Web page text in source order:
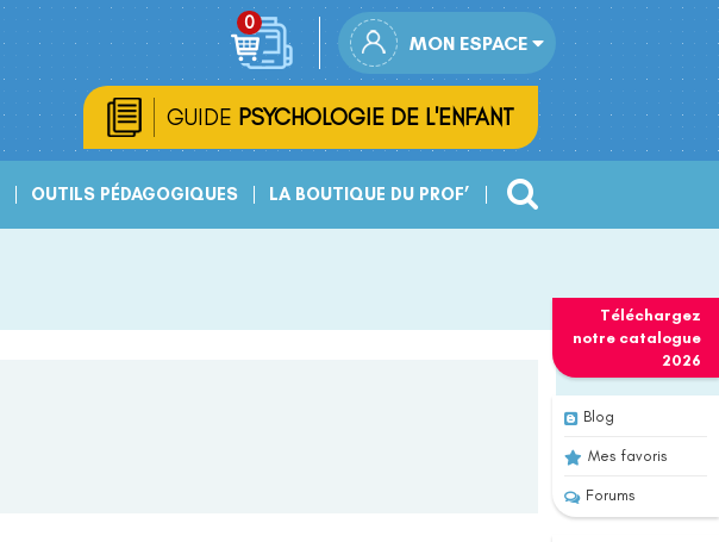
Téléchargez
notre catalogue
2026
Blog
Mes favoris
Forums
MON ESPACE
GUIDE PSYCHOLOGIE DE L'ENFANT
OUTILS PÉDAGOGIQUES LA BOUTIQUE DU PROF’